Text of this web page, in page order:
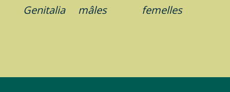
Genitalia mâles femelles